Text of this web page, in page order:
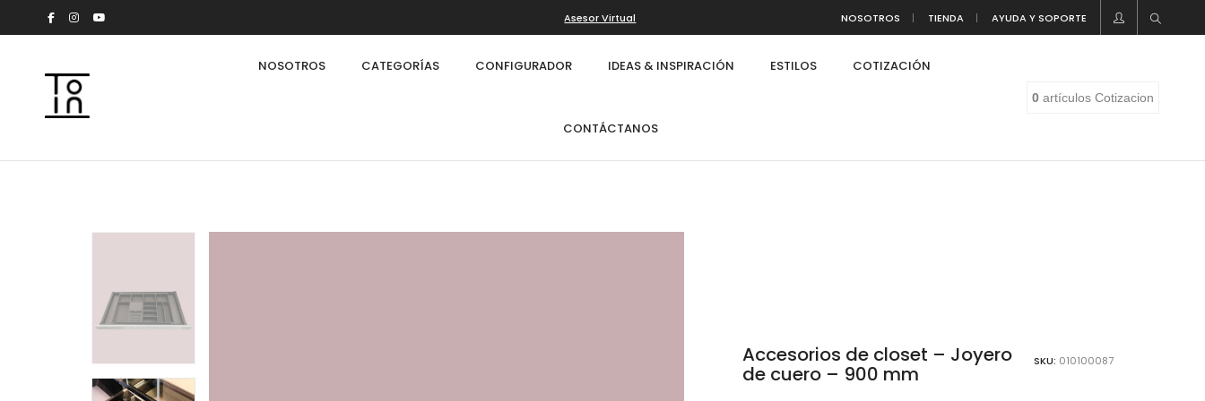
Asesor Virtual NOSOTROS TIENDA AYUDA Y SOPORTE
NOSOTROS CATEGORÍAS
Arkeon by Giuseppe Bavuso Cleaf
CONFIGURADOR IDEAS & INSPIRACIÓN ESTILOS COTIZACIÓN
CONTÁCTANOS
0artículos Cotizacion
Accesorios de closet – Joyero
de cuero – 900 mm
SKU: 010100087